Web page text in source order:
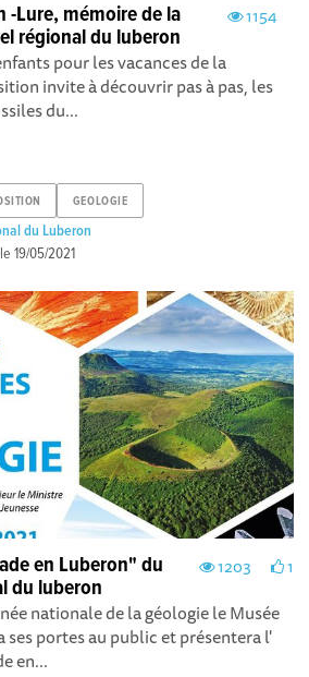
1154
-Lure, mémoire de la
régional du luberon
pour les vacances de la
invite à découvrir pas à pas, les
du...
GEOLOGIE
du Luberon
le19/05/2021
1203 1
en Luberon" du
du luberon
nationale de la géologie le Musée
portes au public et présentera l'
en...